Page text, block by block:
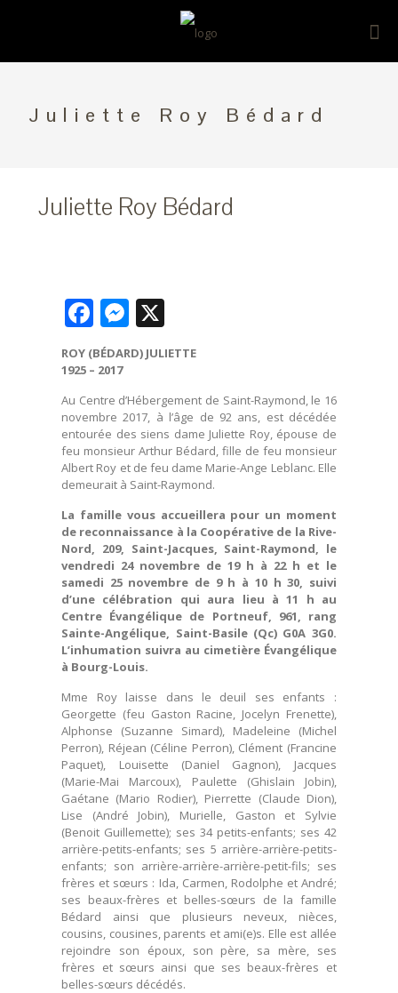
Juliette Roy Bédard
Juliette Roy Bédard
Facebook
Messenger
ROY (BÉDARD) JULIETTE
1925 – 2017
Au Centre d’Hébergement de Saint-Raymond, le 16
novembre 2017, à l’âge de 92 ans, est décédée
entourée des siens dame Juliette Roy, épouse de
feu monsieur Arthur Bédard, fille de feu monsieur
Albert Roy et de feu dame Marie-Ange Leblanc. Elle
demeurait à Saint-Raymond.
La famille vous accueillera pour un moment
de reconnaissance à la Coopérative de la Rive-
Nord, 209, Saint-Jacques, Saint-Raymond, le
vendredi 24 novembre de 19 h à 22 h et le
samedi 25 novembre de 9 h à 10 h 30, suivi
d’une célébration qui aura lieu à 11 h au
Centre Évangélique de Portneuf, 961, rang
Sainte-Angélique, Saint-Basile (Qc) G0A 3G0.
L’inhumation suivra au cimetière Évangélique
à Bourg-Louis.
Mme Roy laisse dans le deuil ses enfants :
Georgette (feu Gaston Racine, Jocelyn Frenette),
Alphonse (Suzanne Simard), Madeleine (Michel
Perron), Réjean (Céline Perron), Clément (Francine
Paquet), Louisette (Daniel Gagnon), Jacques
(Marie-Mai Marcoux), Paulette (Ghislain Jobin),
Gaétane (Mario Rodier), Pierrette (Claude Dion),
Lise (André Jobin), Murielle, Gaston et Sylvie
(Benoit Guillemette); ses 34 petits-enfants; ses 42
arrière-petits-enfants; ses 5 arrière-arrière-petits-
enfants; son arrière-arrière-arrière-petit-fils; ses
frères et sœurs : Ida, Carmen, Rodolphe et André;
ses beaux-frères et belles-sœurs de la famille
Bédard ainsi que plusieurs neveux, nièces,
cousins, cousines, parents et ami(e)s. Elle est allée
rejoindre son époux, son père, sa mère, ses
frères et sœurs ainsi que ses beaux-frères et
belles-sœurs décédés.